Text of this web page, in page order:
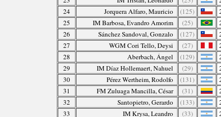
24
Jorquera Alfaro, Mauricio (125)
25
IM Barbosa, Evandro Amorim (25)
26
Sánchez Sandoval, Gonzalo (127)
27
WGM Cori Tello, Deysi (27)
28
Aberbach, Ángel (129)
29
IM Díaz Hollemaert, Nahuel (29)
30
Pérez Wertheim, Rodolfo (131)
31
FM Zuluaga Mancilla, César (31)
32
Santopietro, Gerardo (133)
33
IM Krysa, Leandro (33)